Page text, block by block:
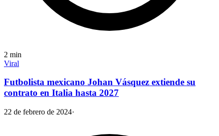
2 min
Viral
Futbolista mexicano Johan Vásquez extiende su
contrato en Italia hasta 2027
22 de febrero de 2024·